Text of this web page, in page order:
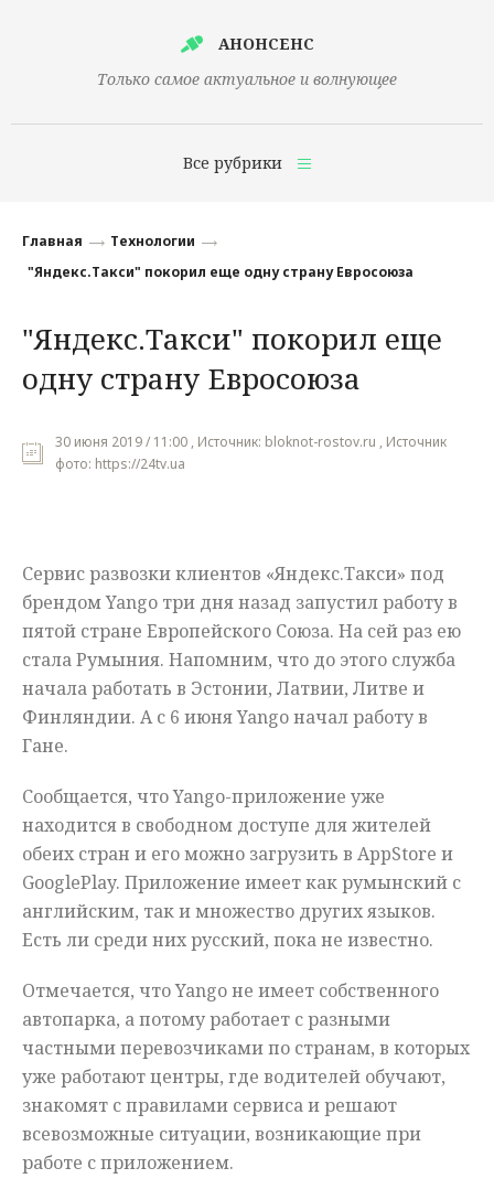
АНОНСЕНС
Только самое актуальное и волнующее
Все рубрики
Финансы
Наука
Культура
Общество
Происшествия
Главная
Технологии
"Яндекс.Такси" покорил еще одну страну Евросоюза
"Яндекс.Такси" покорил еще
одну страну Евросоюза
30 июня 2019 / 11:00 , Источник: bloknot-rostov.ru , Источник
фото: https://24tv.ua
Сервис развозки клиентов «Яндекс.Такси» под
брендом Yango три дня назад запустил работу в
пятой стране Европейского Союза. На сей раз ею
стала Румыния. Напомним, что до этого служба
начала работать в Эстонии, Латвии, Литве и
Финляндии. А с 6 июня Yango начал работу в
Гане.
Сообщается, что Yango-приложение уже
находится в свободном доступе для жителей
обеих стран и его можно загрузить в AppStore и
GooglePlay. Приложение имеет как румынский с
английским, так и множество других языков.
Есть ли среди них русский, пока не известно.
Отмечается, что Yango не имеет собственного
автопарка, а потому работает с разными
частными перевозчиками по странам, в которых
уже работают центры, где водителей обучают,
знакомят с правилами сервиса и решают
всевозможные ситуации, возникающие при
работе с приложением.